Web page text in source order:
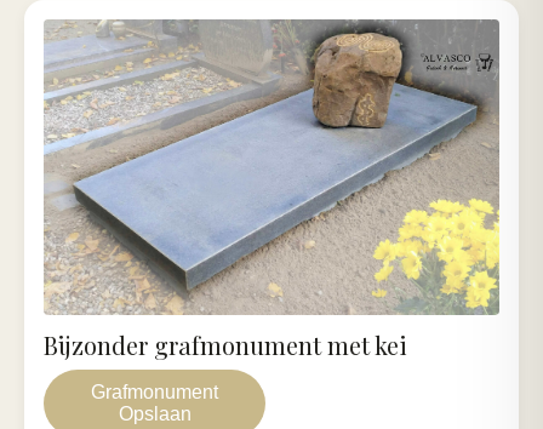
Grafmonument
Opslaan
Bijzonder grafmonument met kei